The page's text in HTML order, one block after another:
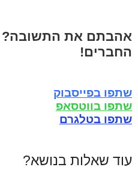
אהבתם את התשובה?
החברים!
שתפו בפייסבוק
שתפו בווטסאפ
שתפו בטלגרם
עוד שאלות בנושא?